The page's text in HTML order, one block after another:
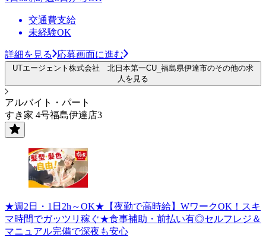
交通費支給
未経験OK
詳細を見る 応募画面に進む
UTエージェント株式会社 北日本第一CU_福島県伊達市のその他の求
人を見る
アルバイト・パート
すき家 4号福島伊達店3
★週2日・1日2h～OK★【夜勤で高時給】WワークOK！スキ
マ時間でガッツリ稼ぐ★食事補助・前払い有◎セルフレジ＆
マニュアル完備で深夜も安心